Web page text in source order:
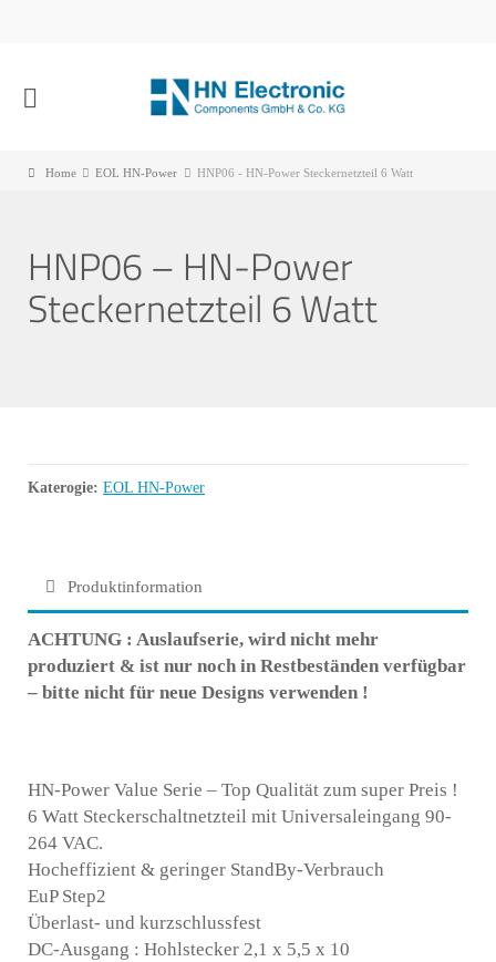
Home EOL HN-Power HNP06 - HN-Power Steckernetzteil 6 Watt
HNP06 – HN-Power
Steckernetzteil 6 Watt
Katerogie: EOL HN-Power
Produktinformation
ACHTUNG : Auslaufserie, wird nicht mehr
produziert & ist nur noch in Restbeständen verfügbar
– bitte nicht für neue Designs verwenden !
HN-Power Value Serie – Top Qualität zum super Preis !
6 Watt Steckerschaltnetzteil mit Universaleingang 90-
264 VAC.
Hocheffizient & geringer StandBy-Verbrauch
EuP Step2
Überlast- und kurzschlussfest
DC-Ausgang : Hohlstecker 2,1 x 5,5 x 10